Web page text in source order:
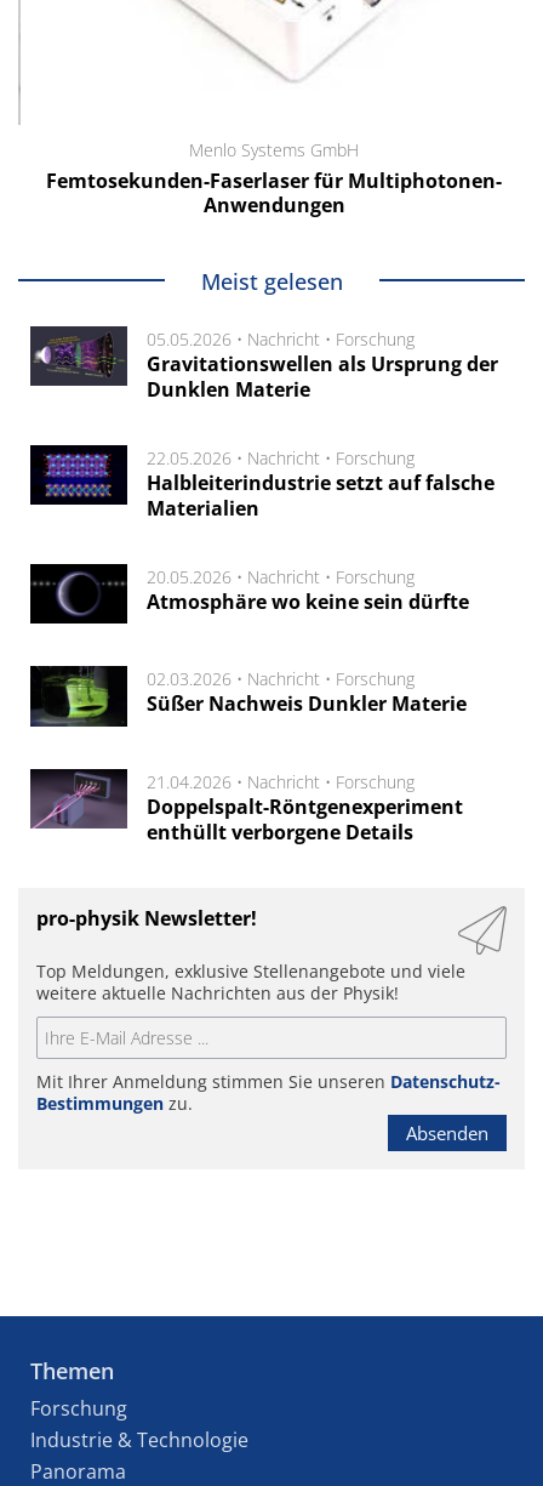
Menlo Systems GmbH
Femtosekunden-Faserlaser für Multiphotonen-
Anwendungen
Meist gelesen
05.05.2026 • Nachricht • Forschung
Gravitationswellen als Ursprung der
Dunklen Materie
22.05.2026 • Nachricht • Forschung
Halbleiterindustrie setzt auf falsche
Materialien
20.05.2026 • Nachricht • Forschung
Atmosphäre wo keine sein dürfte
02.03.2026 • Nachricht • Forschung
Süßer Nachweis Dunkler Materie
21.04.2026 • Nachricht • Forschung
Doppelspalt-Röntgenexperiment
enthüllt verborgene Details
pro-physik Newsletter!
Top Meldungen, exklusive Stellenangebote und viele
weitere aktuelle Nachrichten aus der Physik!
Mit Ihrer Anmeldung stimmen Sie unseren Datenschutz-
Bestimmungen zu.
Absenden
Themen
Forschung
Industrie & Technologie
Panorama